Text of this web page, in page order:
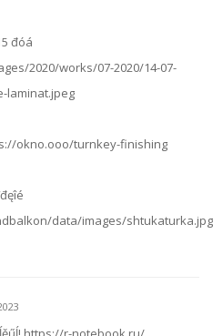
đóá
2020/works/07-2020/14-07-
laminat.jpeg
okno.ooo/turnkey-finishing
data/images/shtukaturka.jpg